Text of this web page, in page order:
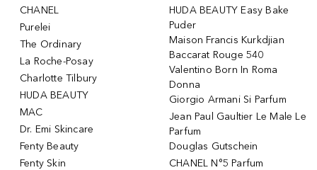
CHANEL
Purelei
The Ordinary
La Roche-Posay
Charlotte Tilbury
HUDA BEAUTY
MAC
Dr. Emi Skincare
Fenty Beauty
Fenty Skin
HUDA BEAUTY Easy Bake
Puder
Maison Francis Kurkdjian
Baccarat Rouge 540
Valentino Born In Roma
Donna
Giorgio Armani Si Parfum
Jean Paul Gaultier Le Male Le
Parfum
Douglas Gutschein
CHANEL N°5 Parfum